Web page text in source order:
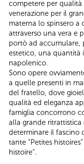
competere per
venerazione per il
materna lo spinsero a
attraverso una vera e
portò ad accumulare,
estetico, una quantità
napolenico.
Sono opere
a quelle presenti in
del fratello, dove
qualità ed eleganza
famiglia concorrono
alla grande
determinare il fascino
tante “Petites
histoire”.